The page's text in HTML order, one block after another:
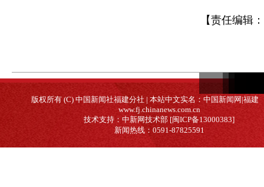
【责任编辑：
版权所有 (C) 中国新闻社福建分社 | 本站中文实名：中国新闻网|福建
www.fj.chinanews.com.cn
技术支持：中新网技术部 [闽ICP备13000383]
新闻热线：0591-87825591